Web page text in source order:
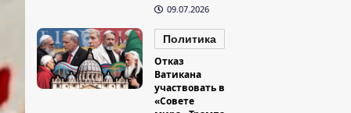
09.07.2026
Политика
Отказ
Ватикана
участвовать в
«Совете